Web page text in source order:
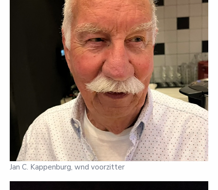
Jan C. Kappenburg, wnd voorzitter